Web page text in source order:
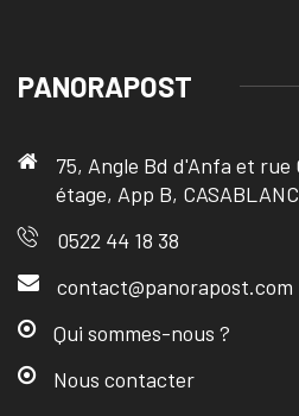
PANORAPOST
75, Angle Bd d'Anfa et rue
étage, App B,
0522 44 18 38
contact@panorapost.com
Qui sommes-nous ?
Nous contacter